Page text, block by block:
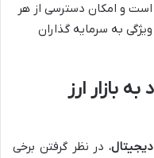
است و امکان دسترسی از هر
به سرمایه گذاران
بازار ارز
، در نظر گرفتن برخی